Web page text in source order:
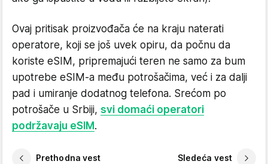
Ovaj pritisak proizvođača će na kraju naterati
operatore, koji se još uvek opiru, da počnu da
koriste eSIM, pripremajući teren ne samo za bum
upotrebe eSIM-a među potrošačima, već i za dalji
pad i umiranje dodatnog telefona. Srećom po
potrošače u Srbiji, svi domaći operatori
podržavaju eSIM.
Prethodna vest Sledeća vest